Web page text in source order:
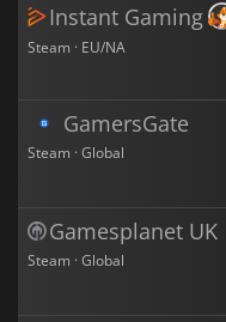
Instant Gaming
Steam · EU/NA
GamersGate
Steam · Global
Gamesplanet UK
Steam · Global